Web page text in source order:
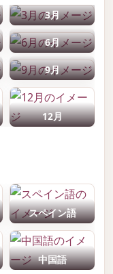
3月
6月
9月
12月
スペイン語
中国語